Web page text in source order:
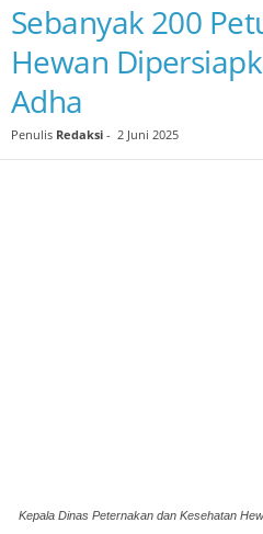
Sebanyak 200
Hewan
Adha
Penulis Redaksi - 2 Juni 2025
Kepala Dinas Peternakan dan Kesehatan